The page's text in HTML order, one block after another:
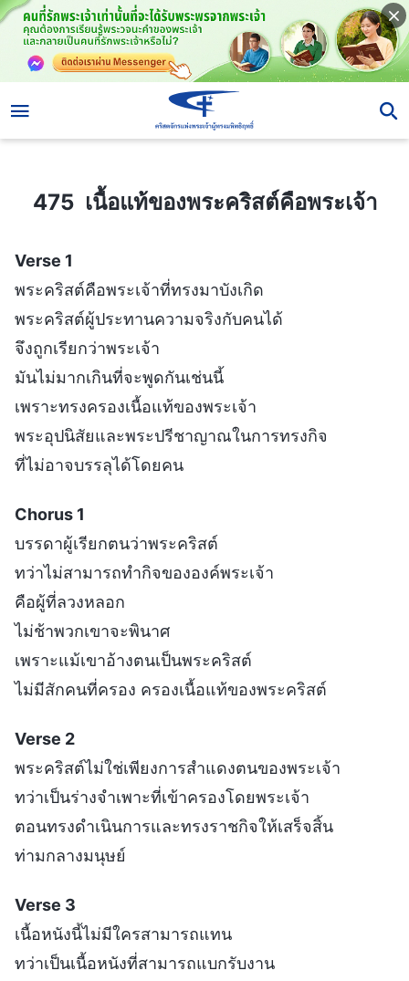
475 เนื้อแท้ของพระคริสต์คือพระเจ้า
475 เนื้อแท้ของพระคริสต์คือพระเจ้า
Verse 1
พระคริสต์คือพระเจ้าที่ทรงมาบังเกิด
พระคริสต์ผู้ประทานความจริงกับคนได้
จึงถูกเรียกว่าพระเจ้า
มันไม่มากเกินที่จะพูดกันเช่นนี้
เพราะทรงครองเนื้อแท้ของพระเจ้า
พระอุปนิสัยและพระปรีชาญาณในการทรงกิจ
ที่ไม่อาจบรรลุได้โดยคน
Chorus 1
บรรดาผู้เรียกตนว่าพระคริสต์
ทว่าไม่สามารถทำกิจขององค์พระเจ้า
คือผู้ที่ลวงหลอก
ไม่ช้าพวกเขาจะพินาศ
เพราะแม้เขาอ้างตนเป็นพระคริสต์
ไม่มีสักคนที่ครอง ครองเนื้อแท้ของพระคริสต์
Verse 2
พระคริสต์ไม่ใช่เพียงการสำแดงตนของพระเจ้า
ทว่าเป็นร่างจำเพาะที่เข้าครองโดยพระเจ้า
ตอนทรงดำเนินการและทรงราชกิจให้เสร็จสิ้น
ท่ามกลางมนุษย์
Verse 3
เนื้อหนังนี้ไม่มีใครสามารถแทน
ทว่าเป็นเนื้อหนังที่สามารถแบกรับงาน